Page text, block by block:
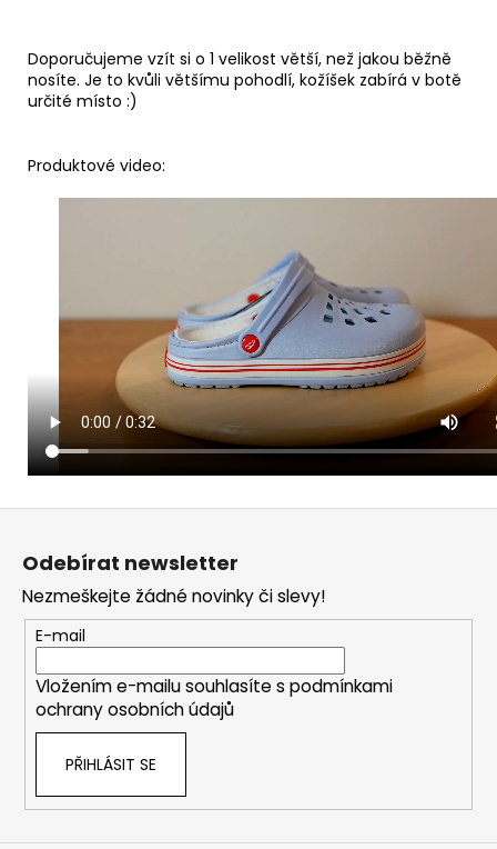
Doporučujeme vzít si o 1 velikost větší, než jakou běžně
nosíte. Je to kvůli většímu pohodlí, kožíšek zabírá v botě
určité místo :)
Produktové video:
Odebírat newsletter
Nezmeškejte žádné novinky či slevy!
E-mail
Vložením e-mailu souhlasíte s podmínkami
ochrany osobních údajů
PŘIHLÁSIT SE